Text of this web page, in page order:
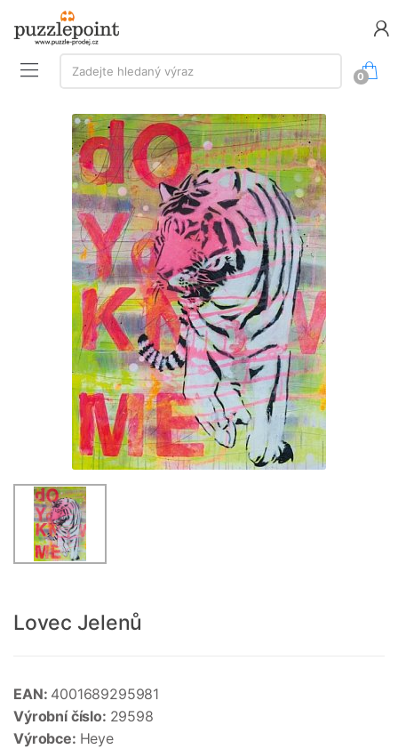
Vyhledávání:
Zadejte hledaný výraz
0
Lovec Jelenů
EAN: 4001689295981
Výrobní číslo: 29598
Výrobce: Heye